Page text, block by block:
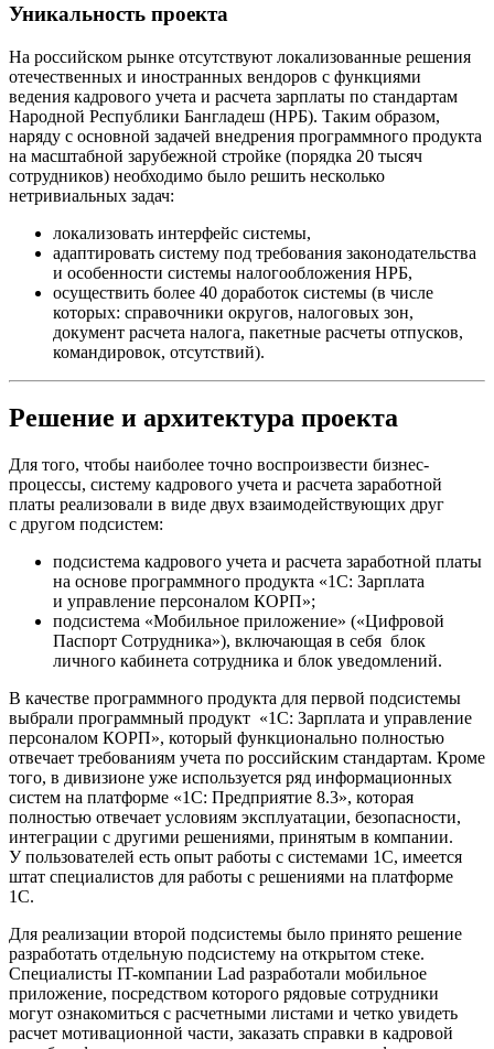
Уникальность проекта
На российском рынке отсутствуют локализованные решения
отечественных и иностранных вендоров с функциями
ведения кадрового учета и расчета зарплаты по стандартам
Народной Республики Бангладеш (НРБ). Таким образом,
наряду с основной задачей внедрения программного продукта
на масштабной зарубежной стройке (порядка 20 тысяч
сотрудников) необходимо было решить несколько
нетривиальных задач:
локализовать интерфейс системы,
адаптировать систему под требования законодательства
и особенности системы налогообложения НРБ,
осуществить более 40 доработок системы (в числе
которых: справочники округов, налоговых зон,
документ расчета налога, пакетные расчеты отпусков,
командировок, отсутствий).
Решение и архитектура проекта
Для того, чтобы наиболее точно воспроизвести бизнес-
процессы, систему кадрового учета и расчета заработной
платы реализовали в виде двух взаимодействующих друг
с другом подсистем:
подсистема кадрового учета и расчета заработной платы
на основе программного продукта «1С: Зарплата
и управление персоналом КОРП»;
подсистема «Мобильное приложение» («Цифровой
Паспорт Сотрудника»), включающая в себя блок
личного кабинета сотрудника и блок уведомлений.
В качестве программного продукта для первой подсистемы
выбрали программный продукт «1С: Зарплата и управление
персоналом КОРП», который функционально полностью
отвечает требованиям учета по российским стандартам. Кроме
того, в дивизионе уже используется ряд информационных
систем на платформе «1С: Предприятие 8.3», которая
полностью отвечает условиям эксплуатации, безопасности,
интеграции с другими решениями, принятым в компании.
У пользователей есть опыт работы с системами 1С, имеется
штат специалистов для работы с решениями на платформе
1С.
Для реализации второй подсистемы было принято решение
разработать отдельную подсистему на открытом стеке.
Специалисты IT-компании Lad разработали мобильное
приложение, посредством которого рядовые сотрудники
могут ознакомиться с расчетными листами и четко увидеть
расчет мотивационной части, заказать справки в кадровой